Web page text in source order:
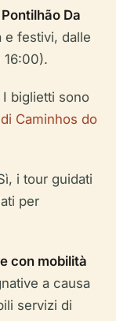
Da
e festivi, dalle
16:00).
I biglietti sono
Caminhos do
i tour guidati
per
con mobilità
a causa
servizi di